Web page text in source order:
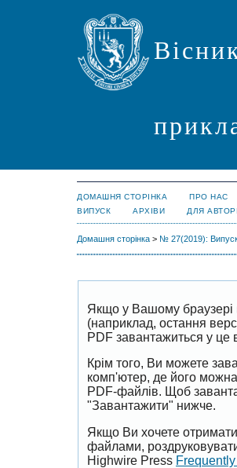
ДОМАШНЯ СТОРІНКА ПРО НАС
ВИПУСК
АРХІВИ ДЛЯ
Домашня сторінка > № 27(2019):
Якщо у Вашому браузері
(наприклад, остання
PDF завантажиться у це
Крім того, Ви можете
комп'ютер, де його
PDF-файлів. Щоб
"Завантажити" нижче.
Якщо Ви хочете
файлами,
Highwire Press